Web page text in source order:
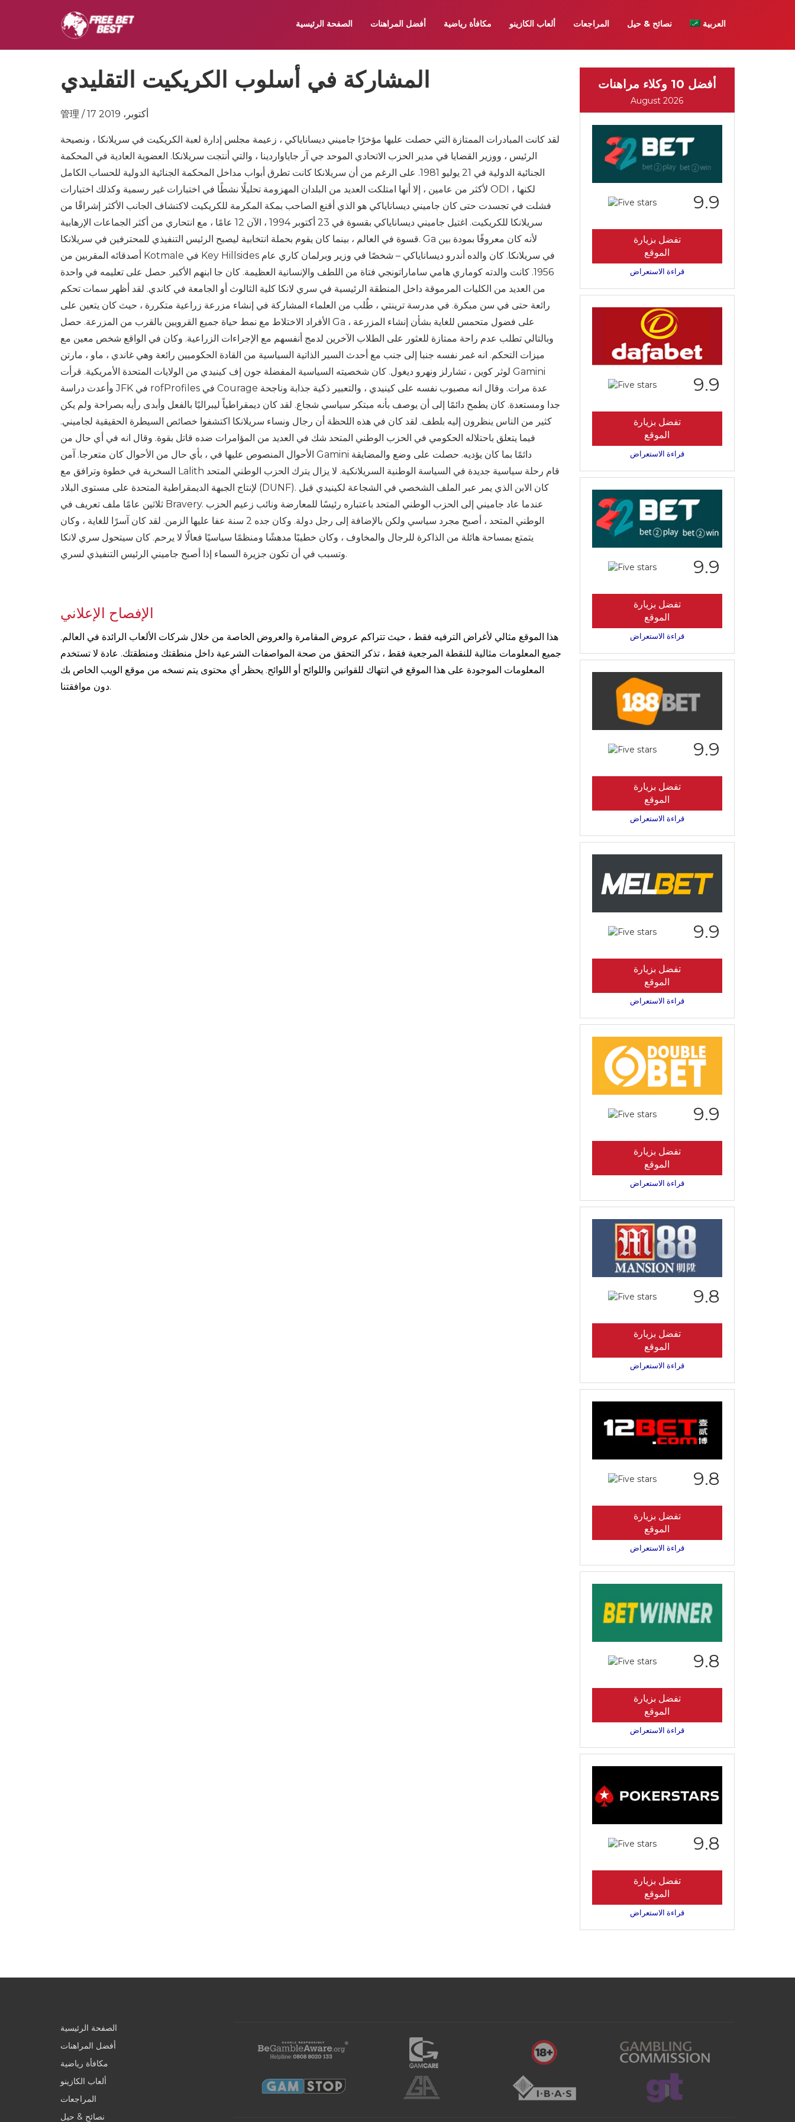
الصفحة الرئيسية أفضل المراهنات مكافأة رياضية ألعاب الكازينو المراجعات نصائح & حيل العربية
المشاركة في أسلوب الكريكيت التقليدي
管理 / 17 أكتوبر، 2019
لقد كانت المبادرات الممتازة التي حصلت عليها مؤخرًا جاميني ديساناياكي ، زعيمة مجلس إدارة لعبة الكريكيت في سريلانكا ، ونصيحة
الرئيس ، ووزير القضايا في مدير الحزب الاتحادي الموحد جي آر جاياواردينا ، والتي أنتجت سريلانكا. العضوية العادية في المحكمة
الجنائية الدولية في 21 يوليو 1981. على الرغم من أن سريلانكا كانت تطرق أبواب مداخل المحكمة الجنائية الدولية للحساب الكامل
لأكثر من عامين ، إلا أنها امتلكت العديد من البلدان المهزومة تحليلًا نشطًا في اختبارات غير رسمية وكذلك اختبارات ODI ، لكنها
فشلت في تجسدت حتى كان جاميني ديساناياكي هو الذي أقنع الصاحب بمكة المكرمة للكريكيت لاكتشاف الجانب الأكثر إشراقًا من
سريلانكا للكريكيت. اغتيل جاميني ديساناياكي بقسوة في 23 أكتوبر 1994 ، الآن 12 عامًا ، مع انتحاري من أكثر الجماعات الإرهابية
قسوة في العالم ، بينما كان يقوم بحملة انتخابية ليصبح الرئيس التنفيذي للمحترفين في سريلانكا. Ga لأنه كان معروفًا بمودة بين
أصدقائه المقربين من Kotmale في Key Hillsides في سريلانكا. كان والده أندرو ديساناياكي – شخصًا في وزير وبرلمان كاري عام
1956. كانت والدته كوماري هامي ساماراتونجي فتاة من اللطف والإنسانية العظيمة. كان جا ابنهم الأكبر. حصل على تعليمه في واحدة
من العديد من الكليات المرموقة داخل المنطقة الرئيسية في سري لانكا كلية الثالوث أو الجامعة في كاندي. لقد أظهر سمات تحكم
رائعة حتى في سن مبكرة. في مدرسة ترينتي ، طُلب من العلماء المشاركة في إنشاء مزرعة زراعية متكررة ، حيث كان يتعين على
الأفراد الاختلاط مع نمط حياة جميع القرويين بالقرب من المزرعة. حصل Ga على فضول متحمس للغاية بشأن إنشاء المزرعة ،
وبالتالي تطلب عدم راحة ممتازة للعثور على الطلاب الآخرين لدمج أنفسهم مع الإجراءات الزراعية. وكان في الواقع شخص معين مع
ميزات التحكم. انه غمر نفسه جنبا إلى جنب مع أحدث السير الذاتية السياسية من القادة الحكوميين رائعة وهي غاندي ، ماو ، مارتن
لوثر كوين ، تشارلز ونهرو ديغول. كان شخصيته السياسية المفضلة جون إف كينيدي من الولايات المتحدة الأمريكية. قرأت Gamini
وأعدت دراسة JFK في rofProfiles في Courage عدة مرات. وقال انه مصبوب نفسه على كينيدي ، والتعبير ذكية جذابة وناجحة
جدا ومستعدة. كان يطمح دائمًا إلى أن يوصف بأنه مبتكر سياسي شجاع. لقد كان ديمقراطياً ليبراليًا بالفعل وأبدى رأيه بصراحة ولم يكن
كثير من الناس ينظرون إليه بلطف. لقد كان في هذه اللحظة أن رجال ونساء سريلانكا اكتشفوا خصائص السيطرة الحقيقية لجاميني.
فيما يتعلق باحتلاله الحكومي في الحزب الوطني المتحد شك في العديد من المؤامرات ضده قاتل بقوة. وقال انه في أي حال من
الأحوال المنصوص عليها في ، بأي حال من الأحوال كان متعرجا. آمن Gamini دائمًا بما كان يؤديه. حصلت على وضع والمضايقة
السخرية في خطوة وترافق مع Lalith قام رحلة سياسية جديدة في السياسة الوطنية السريلانكية. لا يزال يترك الحزب الوطني المتحد
لإنتاج الجبهة الديمقراطية المتحدة على مستوى البلاد (DUNF). كان الابن الذي يمر عبر الملف الشخصي في الشجاعة لكينيدي قبل
ثلاثين عامًا ملف تعريف في Bravery. عندما عاد جاميني إلى الحزب الوطني المتحد باعتباره رئيسًا للمعارضة ونائب زعيم الحزب
الوطني المتحد ، أصبح مجرد سياسي ولكن بالإضافة إلى رجل دولة. وكان جده 2 سنة عفا عليها الزمن. لقد كان آسرًا للغاية ، وكان
يتمتع بمساحة هائلة من الذاكرة للرجال والمخاوف ، وكان خطيبًا مدهشًا ومنظمًا سياسيًا فعالًا لا يرحم. كان سيتحول سري لانكا
وتسبب في أن تكون جزيرة السماء إذا أصبح جاميني الرئيس التنفيذي لسري.
الإفصاح الإعلاني
هذا الموقع مثالي لأغراض الترفيه فقط ، حيث تتراكم عروض المقامرة والعروض الخاصة من خلال شركات الألعاب الرائدة في العالم.
جميع المعلومات مثالية للنقطة المرجعية فقط ، تذكر التحقق من صحة المواصفات الشرعية داخل منطقتك ومنطقتك. عادة لا تستخدم
المعلومات الموجودة على هذا الموقع في انتهاك للقوانين واللوائح أو اللوائح. يحظر أي محتوى يتم نسخه من موقع الويب الخاص بك
دون موافقتنا.
أفضل 10 وكلاء مراهنات
August 2026
9.9
تفضل بزيارة
الموقع
قراءة الاستعراض
9.9
تفضل بزيارة
الموقع
قراءة الاستعراض
9.9
تفضل بزيارة
الموقع
قراءة الاستعراض
9.9
تفضل بزيارة
الموقع
قراءة الاستعراض
9.9
تفضل بزيارة
الموقع
قراءة الاستعراض
9.9
تفضل بزيارة
الموقع
قراءة الاستعراض
9.8
تفضل بزيارة
الموقع
قراءة الاستعراض
9.8
تفضل بزيارة
الموقع
قراءة الاستعراض
9.8
تفضل بزيارة
الموقع
قراءة الاستعراض
9.8
تفضل بزيارة
الموقع
قراءة الاستعراض
الصفحة الرئيسية
أفضل المراهنات
مكافأة رياضية
ألعاب الكازينو
المراجعات
نصائح & حيل